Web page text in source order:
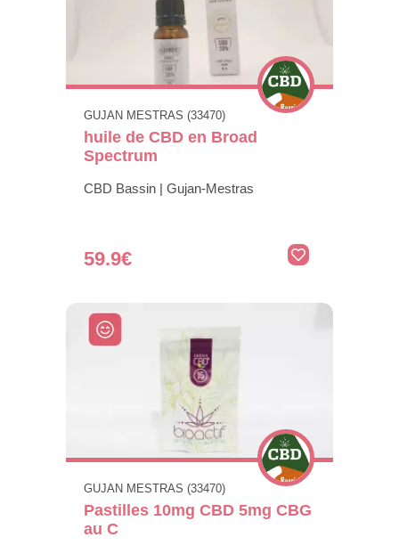
GUJAN MESTRAS (33470)
huile de CBD en Broad
Spectrum
CBD Bassin | Gujan-Mestras
59.9€
GUJAN MESTRAS (33470)
Pastilles 10mg CBD 5mg CBG
au C